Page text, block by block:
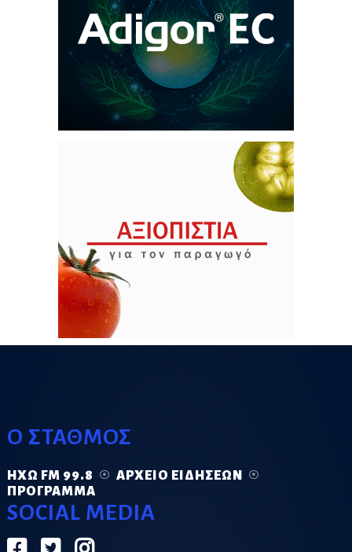
Ο ΣΤΑΘΜΟΣ
ΗΧΏ FM 99.8
ΑΡΧΕΊΟ ΕΙΔΉΣΕΩΝ
ΠΡΌΓΡΑΜΜΑ
SOCIAL MEDIA